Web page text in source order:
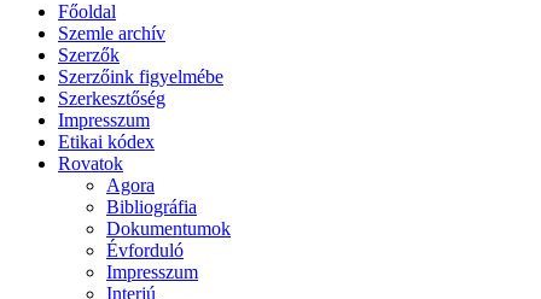
Főoldal
Szemle archív
Szerzők
Szerzőink figyelmébe
Szerkesztőség
Impresszum
Etikai kódex
Rovatok
Agora
Bibliográfia
Dokumentumok
Évforduló
Impresszum
Interjú